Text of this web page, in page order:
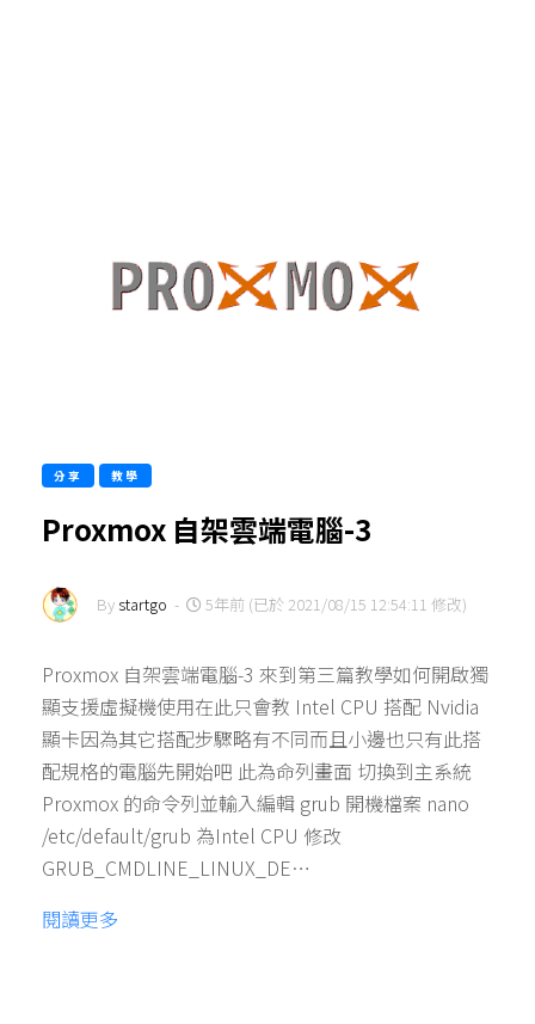
分享 教學
Proxmox 自架雲端電腦-3
By startgo - 5年前 (已於 2021/08/15 12:54:11 修改)
Proxmox 自架雲端電腦-3 來到第三篇教學如何開啟獨
顯支援虛擬機使用在此只會教 Intel CPU 搭配 Nvidia
顯卡因為其它搭配步驟略有不同而且小邊也只有此搭
配規格的電腦先開始吧 此為命列畫面 切換到主系統
Proxmox 的命令列並輸入編輯 grub 開機檔案 nano
/etc/default/grub 為Intel CPU 修改
GRUB_CMDLINE_LINUX_DE…
閱讀更多